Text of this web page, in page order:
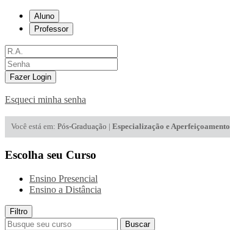
Aluno
Professor
Fazer Login
Esqueci minha senha
Você está em: Pós-Graduação | Especialização e Aperfeiçoamento
Escolha seu Curso
Ensino Presencial
Ensino a Distância
Filtro
Buscar